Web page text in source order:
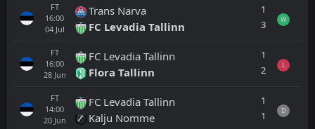
FT
16:00
04 Jul
Trans Narva
FC Levadia Tallinn
1
3
W
FT
16:00
28 Jun
FC Levadia Tallinn
Flora Tallinn
1
2
L
FT
14:00
20 Jun
FC Levadia Tallinn
Kalju Nomme
1
1
D